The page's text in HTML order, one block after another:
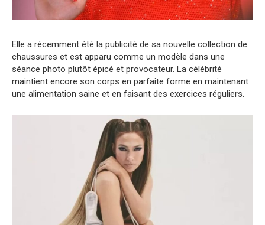
Elle a récemment été la publicité de sa nouvelle collection de
chaussures et est apparu comme un modèle dans une
séance photo plutôt épicé et provocateur. La célébrité
maintient encore son corps en parfaite forme en maintenant
une alimentation saine et en faisant des exercices réguliers.